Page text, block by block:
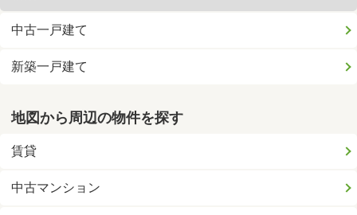
中古一戸建て
新築一戸建て
地図から周辺の物件を探す
賃貸
中古マンション